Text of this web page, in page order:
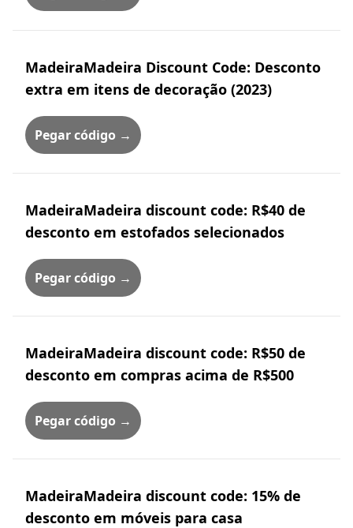
MadeiraMadeira Discount Code: Desconto
extra em itens de decoração (2023)
Pegar código →
MadeiraMadeira discount code: R$40 de
desconto em estofados selecionados
Pegar código →
MadeiraMadeira discount code: R$50 de
desconto em compras acima de R$500
Pegar código →
MadeiraMadeira discount code: 15% de
desconto em móveis para casa